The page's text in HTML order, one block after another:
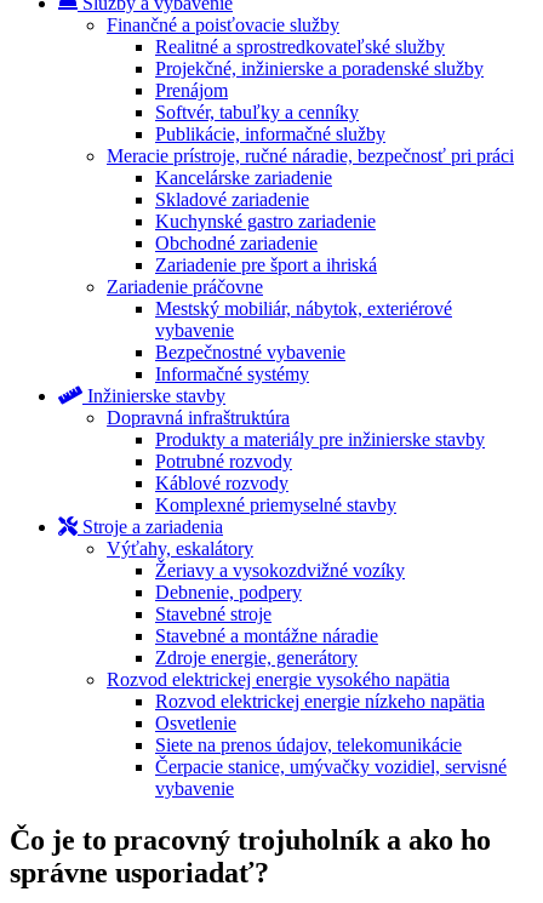
Finančné a poisťovacie služby
Realitné a sprostredkovateľské služby
Projekčné, inžinierske a poradenské služby
Prenájom
Softvér, tabuľky a cenníky
Publikácie, informačné služby
Meracie prístroje, ručné náradie, bezpečnosť pri práci
Kancelárske zariadenie
Skladové zariadenie
Kuchynské gastro zariadenie
Obchodné zariadenie
Zariadenie pre šport a ihriská
Zariadenie práčovne
Mestský mobiliár, nábytok, exteriérové
vybavenie
Bezpečnostné vybavenie
Informačné systémy
Inžinierske stavby
Dopravná infraštruktúra
Produkty a materiály pre inžinierske stavby
Potrubné rozvody
Káblové rozvody
Komplexné priemyselné stavby
Stroje a zariadenia
Výťahy, eskalátory
Žeriavy a vysokozdvižné vozíky
Debnenie, podpery
Stavebné stroje
Stavebné a montážne náradie
Zdroje energie, generátory
Rozvod elektrickej energie vysokého napätia
Rozvod elektrickej energie nízkeho napätia
Osvetlenie
Siete na prenos údajov, telekomunikácie
Čerpacie stanice, umývačky vozidiel, servisné
vybavenie
Čo je to pracovný trojuholník a ako ho
správne usporiadať?